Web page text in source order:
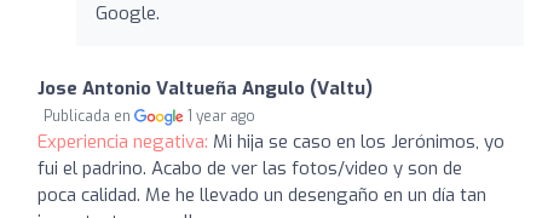
Google.
Jose Antonio Valtueña Angulo (Valtu)
Publicada en 1 year ago
Experiencia negativa: Mi hija se caso en los Jerónimos, yo
fui el padrino. Acabo de ver las fotos/video y son de
poca calidad. Me he llevado un desengaño en un día tan